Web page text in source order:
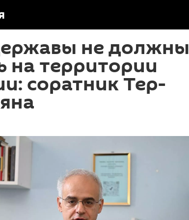
не должны
на территории
соратник Тер-